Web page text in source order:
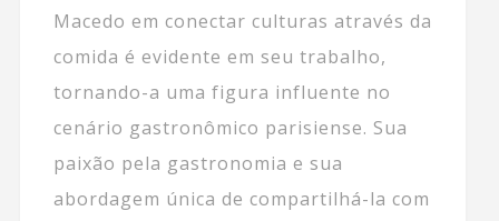
Macedo em conectar culturas através da
comida é evidente em seu trabalho,
tornando-a uma figura influente no
cenário gastronômico parisiense. Sua
paixão pela gastronomia e sua
abordagem única de compartilhá-la com